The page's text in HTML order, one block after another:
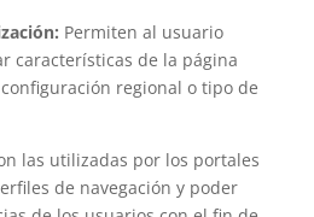
Permiten al usuario
características de la página
regional o tipo de
las utilizadas por los portales
de navegación y poder